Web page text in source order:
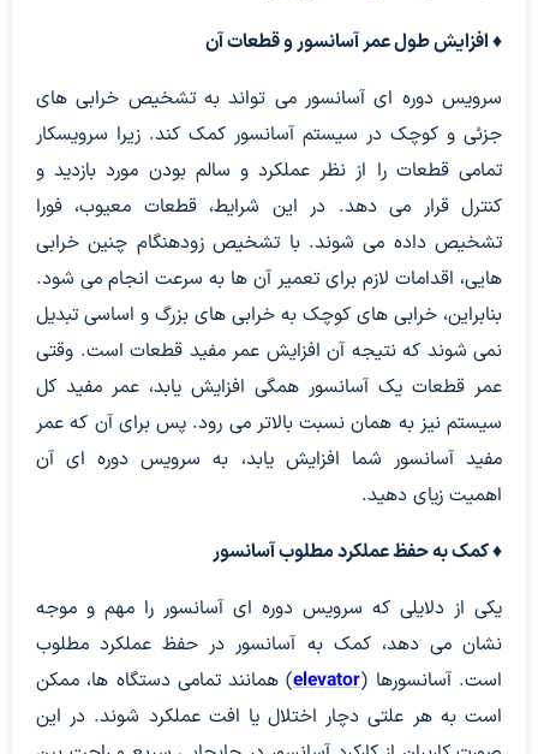
♦ افزایش طول عمر آسانسور و قطعات آن
سرویس دوره ای آسانسور می تواند به تشخیص خرابی های
جزئی و کوچک در سیستم آسانسور کمک کند. زیرا سرویسکار
تمامی قطعات را از نظر عملکرد و سالم بودن مورد بازدید و
کنترل قرار می دهد. در این شرایط، قطعات معیوب، فورا
تشخیص داده می شوند. با تشخیص زودهنگام چنین خرابی
هایی، اقدامات لازم برای تعمیر آن ها به سرعت انجام می شود.
بنابراین، خرابی های کوچک به خرابی های بزرگ و اساسی تبدیل
نمی شوند که نتیجه آن افزایش عمر مفید قطعات است. وقتی
عمر قطعات یک آسانسور همگی افزایش یابد، عمر مفید کل
سیستم نیز به همان نسبت بالاتر می رود. پس برای آن که عمر
مفید آسانسور شما افزایش یابد، به سرویس دوره ای آن
اهمیت زیای دهید.
♦ کمک به حفظ عملکرد مطلوب آسانسور
یکی از دلایلی که سرویس دوره ای آسانسور را مهم و موجه
نشان می دهد، کمک به آسانسور در حفظ عملکرد مطلوب
است. آسانسورها (elevator) همانند تمامی دستگاه ها، ممکن
است به هر علتی دچار اختلال یا افت عملکرد شوند. در این